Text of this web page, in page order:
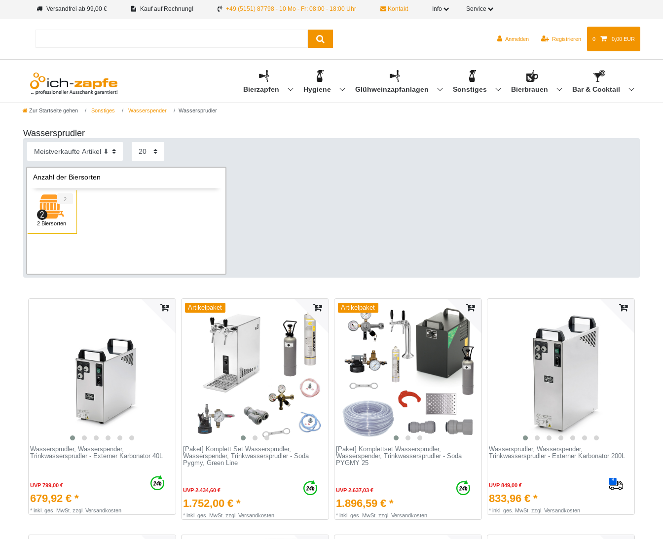
Versandfrei ab 99,00 € Kauf auf Rechnung! +49 (5151) 87798 - 10 Mo - Fr: 08:00 - 18:00 Uhr Kontakt Info Service
Anmelden Registrieren 0 0,00 EUR
Bierzapfen Hygiene Glühweinzapfanlagen Sonstiges Bierbrauen Bar & Cocktail
Zur Startseite gehen Sonstiges Wasserspender Wassersprudler
Wassersprudler
Anzahl der Biersorten
2 Biersorten
2
Wassersprudler, Wasserspender,
Trinkwassersprudler - Externer Karbonator 40L
UVP 799,00 €
679,92 € *
* inkl. ges. MwSt. zzgl. Versandkosten
Artikelpaket
[Paket] Komplett Set Wassersprudler,
Wasserspender, Trinkwassersprudler - Soda
Pygmy, Green Line
UVP 2.434,60 €
1.752,00 € *
* inkl. ges. MwSt. zzgl. Versandkosten
Artikelpaket
[Paket] Komplettset Wassersprudler,
Wasserspender, Trinkwassersprudler - Soda
PYGMY 25
UVP 2.637,03 €
1.896,59 € *
* inkl. ges. MwSt. zzgl. Versandkosten
Wassersprudler, Wasserspender,
Trinkwassersprudler - Externer Karbonator 200L
UVP 849,00 €
833,96 € *
* inkl. ges. MwSt. zzgl. Versandkosten